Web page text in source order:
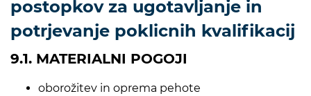
postopkov za ugotavljanje in
potrjevanje poklicnih kvalifikacij
9.1. MATERIALNI POGOJI
oborožitev in oprema pehote